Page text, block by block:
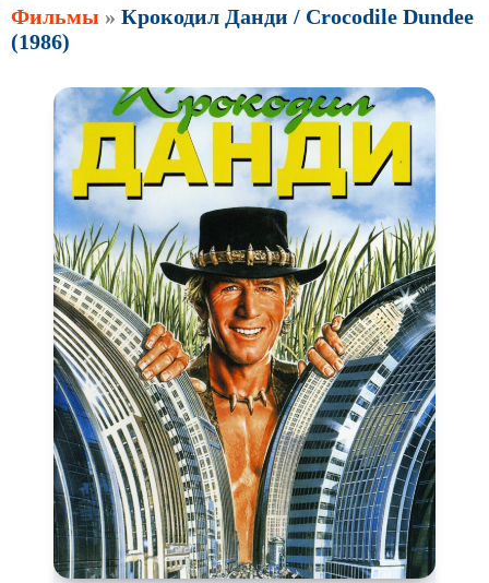
Фильмы » Крокодил Данди / Crocodile Dundee
(1986)